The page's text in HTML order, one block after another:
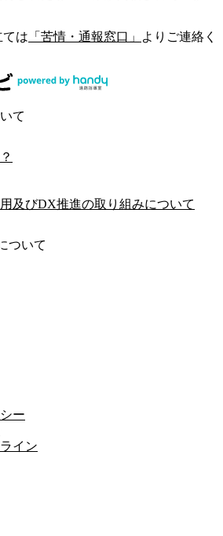
ては 「苦情・通報窓口」
よりご連絡く
て
及びDX推進の取り組みについて
ついて
ー
イン